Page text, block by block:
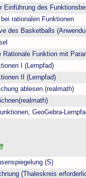
Einführung des
rationalen Funktionen
des Basketballs
Rationale Funktion mit
I (Lernpfad)
II (Lernpfad)
ablesen (realmath)
GeoGebra-
(S)
(Thaleskreis